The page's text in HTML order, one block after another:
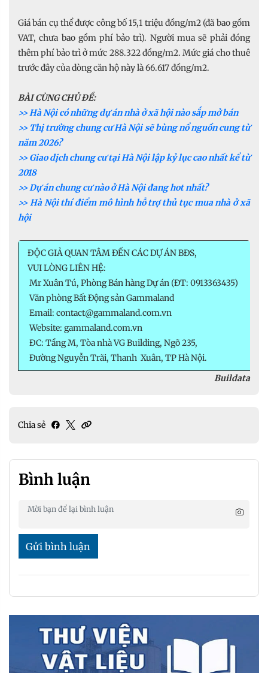
Giá bán cụ thể được công bố 15,1 triệu đồng/m2 (đã bao gồm
VAT, chưa bao gồm phí bảo trì). Người mua sẽ phải đóng
thêm phí bảo trì ở mức 288.322 đồng/m2. Mức giá cho thuê
trước đây của dòng căn hộ này là 66.617 đồng/m2.
BÀI CÙNG CHỦ ĐỀ:
>> Hà Nội có những dự án nhà ở xã hội nào sắp mở bán
>> Thị trường chung cư Hà Nội sẽ bùng nổ nguồn cung từ
năm 2026?
>> Giao dịch chung cư tại Hà Nội lập kỷ lục cao nhất kể từ
2018
>> Dự án chung cư nào ở Hà Nội đang hot nhất?
>> Hà Nội thí điểm mô hình hỗ trợ thủ tục mua nhà ở xã
hội
ĐỘC GIẢ QUAN TÂM ĐẾN CÁC DỰ ÁN BĐS,
VUI LÒNG LIÊN HỆ:
Mr Xuân Tú, Phòng Bán hàng Dự án (ĐT: 0913363435)
Văn phòng Bất Động sản Gammaland
Email: contact@gammaland.com.vn
Website: gammaland.com.vn
ĐC: Tầng M, Tòa nhà VG Building, Ngõ 235,
Đường Nguyễn Trãi, Thanh Xuân, TP Hà Nội.
Buildata
Chia sẻ
Bình luận
Gửi bình luận